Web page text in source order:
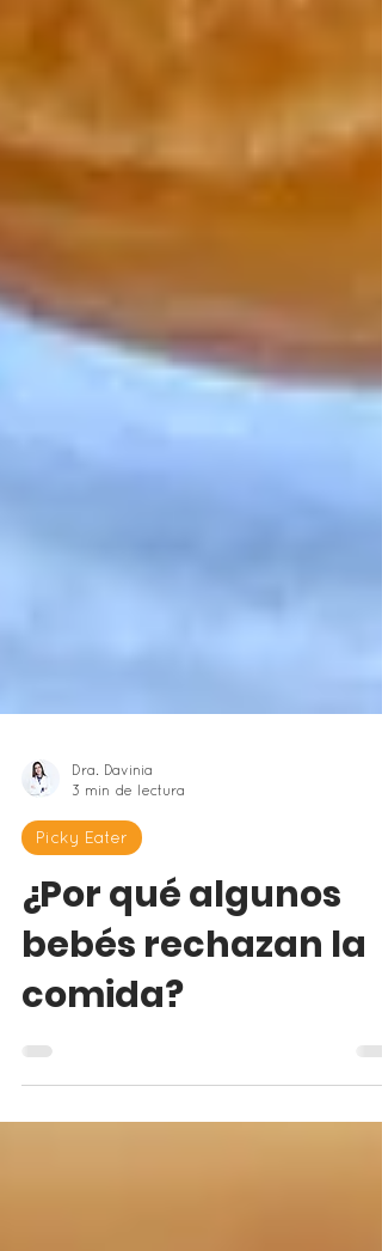
Dra. Davinia
3 min de lectura
Picky Eater
¿Por qué algunos
comida?